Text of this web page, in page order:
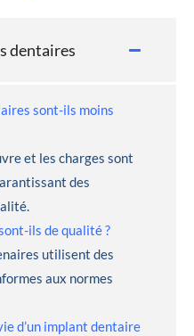
dentaires
sont-ils moins
et les charges sont
des
ils de qualité ?
utilisent des
aux normes
d’un implant dentaire